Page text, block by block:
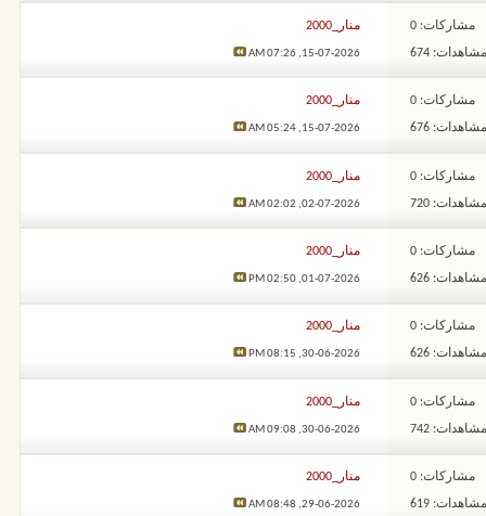
مشاركات: 0
674
منار_2000
15-07-2026,
07:26 AM
مشاركات: 0
676
منار_2000
15-07-2026,
05:24 AM
مشاركات: 0
720
منار_2000
02-07-2026,
02:02 AM
مشاركات: 0
626
منار_2000
01-07-2026,
02:50 PM
مشاركات: 0
626
منار_2000
30-06-2026,
08:15 PM
مشاركات: 0
742
منار_2000
30-06-2026,
09:08 AM
مشاركات: 0
619
منار_2000
29-06-2026,
08:48 AM